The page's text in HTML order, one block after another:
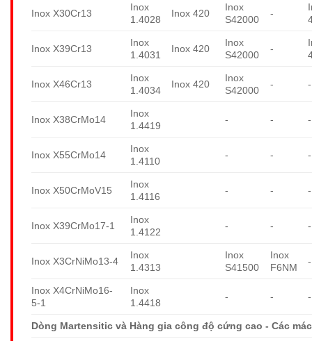
Inox X30Cr13
Inox
1.4028
Inox 420
Inox
S42000
-
Inox X39Cr13
Inox
1.4031
Inox 420
Inox
S42000
-
Inox X46Cr13
Inox
1.4034
Inox 420
Inox
S42000
- -
Inox X38CrMo14
Inox
1.4419
- - -
Inox X55CrMo14
Inox
1.4110
- - -
Inox X50CrMoV15
Inox
1.4116
- - -
Inox X39CrMo17-1
Inox
1.4122
- - -
Inox X3CrNiMo13-4
Inox
1.4313
Inox
S41500
Inox
F6NM
-
Inox X4CrNiMo16-
5-1
Inox
1.4418
- - -
Dòng Martensitic và Hàng gia công độ cứng cao - Các